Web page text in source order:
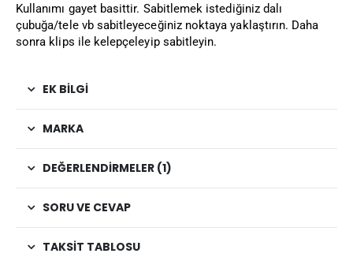
Kullanımı gayet basittir. Sabitlemek istediğiniz dalı
çubuğa/tele vb sabitleyeceğiniz noktaya yaklaştırın. Daha
sonra klips ile kelepçeleyip sabitleyin.
EK BILGI
MARKA
DEĞERLENDIRMELER (1)
SORU VE CEVAP
TAKSIT TABLOSU